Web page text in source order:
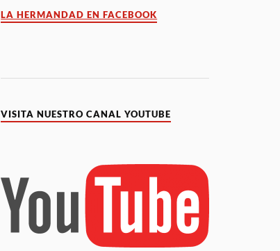
LA HERMANDAD EN FACEBOOK
VISITA NUESTRO CANAL YOUTUBE